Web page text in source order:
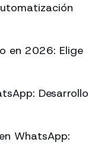
en 2026: Elige
Desarrollo
WhatsApp: